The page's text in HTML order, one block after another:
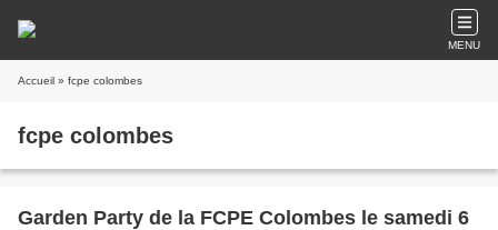
MENU
Accueil » fcpe colombes
fcpe colombes
Garden Party de la FCPE Colombes le samedi 6